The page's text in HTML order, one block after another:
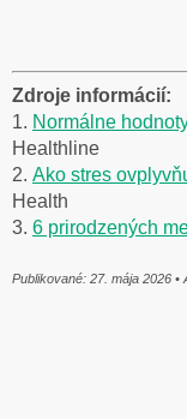
Zdroje informácií:
1. Normálne
Healthline
2. Ako stres
Health
3. 6 prirodzených
Publikované: 27. mája 2026